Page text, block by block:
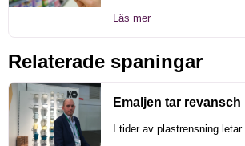
Läs mer
Relaterade spaningar
Emaljen tar revansch
I tider av plastrensning